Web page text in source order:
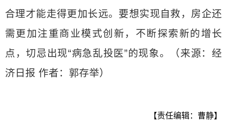
合理才能走得更加长远。要想实现自救，房企还
需更加注重商业模式创新，不断探索新的增长
点，切忌出现“病急乱投医”的现象。（来源：经
济日报 作者：郭存举）
【责任编辑：曹静】